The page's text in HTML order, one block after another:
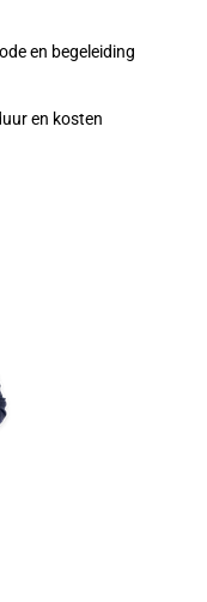
en begeleiding
en kosten